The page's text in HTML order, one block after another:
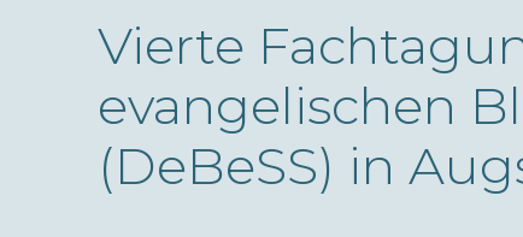
Vierte
evangelischen
(DeBeSS) in